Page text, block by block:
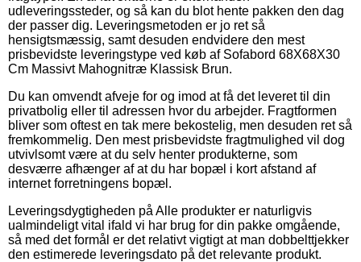
udleveringssteder, og så kan du blot hente pakken den dag
der passer dig. Leveringsmetoden er jo ret så
hensigtsmæssig, samt desuden endvidere den mest
prisbevidste leveringstype ved køb af Sofabord 68X68X30
Cm Massivt Mahognitræ Klassisk Brun.
Du kan omvendt afveje for og imod at få det leveret til din
privatbolig eller til adressen hvor du arbejder. Fragtformen
bliver som oftest en tak mere bekostelig, men desuden ret så
fremkommelig. Den mest prisbevidste fragtmulighed vil dog
utvivlsomt være at du selv henter produkterne, som
desværre afhænger af at du har bopæl i kort afstand af
internet forretningens bopæl.
Leveringsdygtigheden på Alle produkter er naturligvis
ualmindeligt vital ifald vi har brug for din pakke omgående,
så med det formål er det relativt vigtigt at man dobbelttjekker
den estimerede leveringsdato på det relevante produkt.